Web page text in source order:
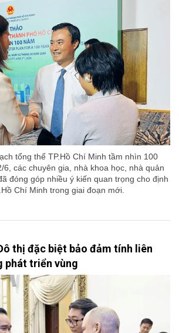
tổng thể TP.Hồ Chí Minh tầm nhìn 100
6, các chuyên gia, nhà khoa học, nhà quản
đóng góp nhiều ý kiến quan trọng cho định
Chí Minh trong giai đoạn mới.
thị đặc biệt bảo đảm tính liên
phát triển vùng